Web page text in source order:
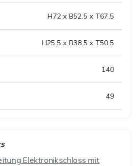
H72 x B52.5 x T67.5
H25.5 x B38.5 x T50.5
140
49
Elektronikschloss mit